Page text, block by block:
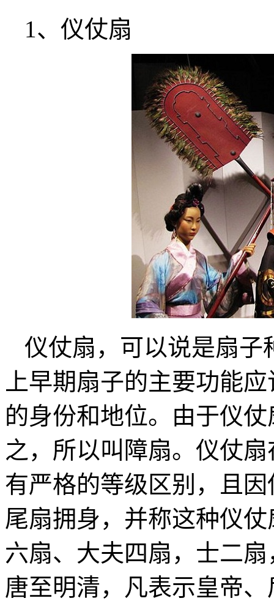
1、仪仗扇
仪仗扇，可以说是扇子
上早期扇子的主要功能
的身份和地位。由于仪
之，所以叫障扇。仪仗
有严格的等级区别，且
尾扇拥身，并称这种仪
六扇、大夫四扇，士二
唐至明清，凡表示皇帝